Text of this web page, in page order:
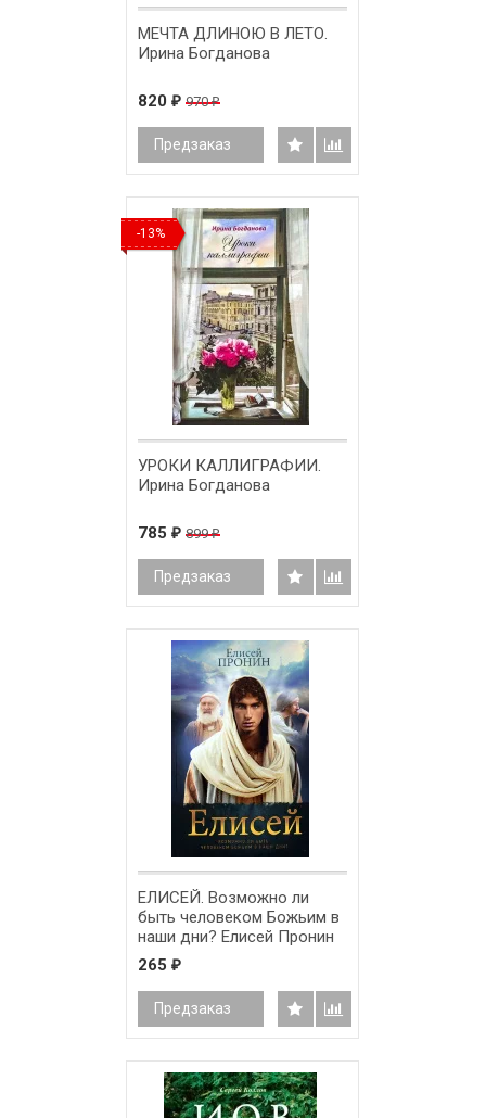
МЕЧТА ДЛИНОЮ В ЛЕТО.
Ирина Богданова
820 ₽ 970₽
Предзаказ
-13%
УРОКИ КАЛЛИГРАФИИ.
Ирина Богданова
785 ₽ 899₽
Предзаказ
ЕЛИСЕЙ. Возможно ли
быть человеком Божьим в
наши дни? Елисей Пронин
265 ₽
Предзаказ